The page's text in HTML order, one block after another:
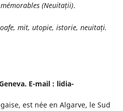
mémorables (Neuitații).
mit, utopie, istorie, neuitați.
E-mail : lidia-
est née en Algarve, le Sud